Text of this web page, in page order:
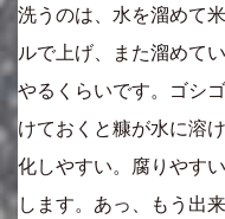
洗うのは、水を溜めて
ルで上げ、また溜めて
やるくらいです。ゴシ
けておくと糠が水に溶
化しやすい。腐りやす
します。あっ、もう出